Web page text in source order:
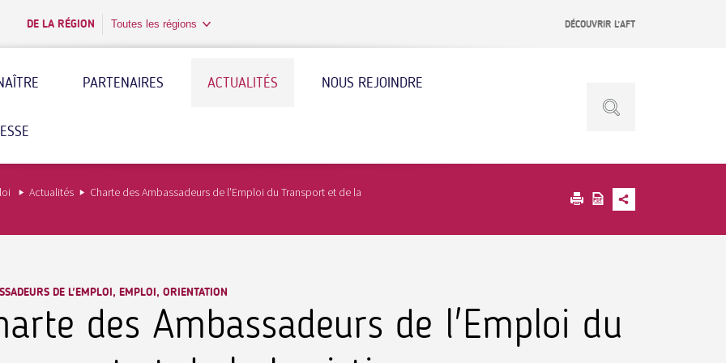
DE LA RÉGION Toutes les régions DÉCOUVRIR L’AFT
PARTENAIRES ACTUALITÉS NOUS REJOINDRE
Actualités
Charte des Ambassadeurs de l'Emploi du Transport et de la
DE L'EMPLOI, EMPLOI, ORIENTATION
des Ambassadeurs de l'Emploi du